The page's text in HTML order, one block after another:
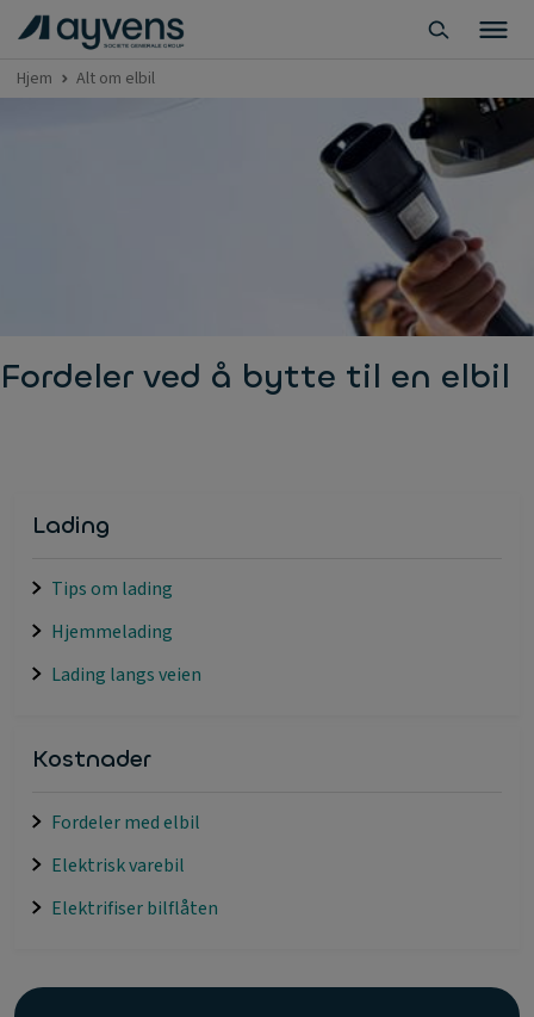
Hjem Alt om elbil
Fordeler ved å bytte til en elbil
Lading
Tips om lading
Hjemmelading
Lading langs veien
Kostnader
Fordeler med elbil
Elektrisk varebil
Elektrifiser bilflåten